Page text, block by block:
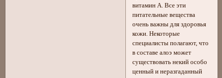
витамин А. Все эти
питательные вещества
очень важны для здоровья
кожи. Некоторые
специалисты полагают, что
в составе алоэ может
существовать некий особо
ценный и неразгаданный